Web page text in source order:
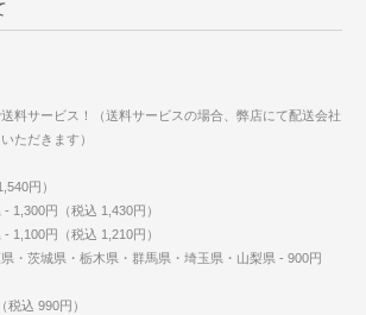
料サービス！（送料サービスの場合、弊店にて配送会社
ただきます）
円）
1,300円（税込 1,430円）
1,100円（税込 1,210円）
・茨城県・栃木県・群馬県・埼玉県・山梨県 - 900円
税込 990円）